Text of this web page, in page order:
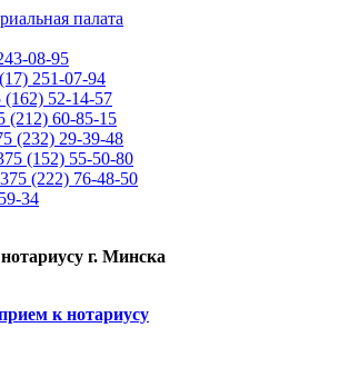
08-95
251-07-94
(162) 52-14-57
(212) 60-85-15
(232) 29-39-48
(152) 55-50-80
(222) 76-48-50
34
г. Минска
к нотариусу